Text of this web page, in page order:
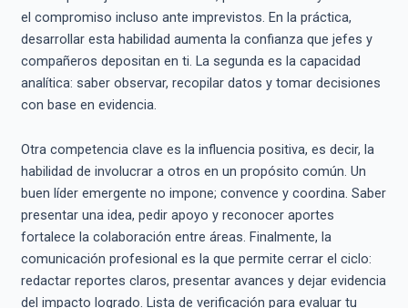
el compromiso incluso ante imprevistos. En la práctica,
desarrollar esta habilidad aumenta la confianza que jefes y
compañeros depositan en ti. La segunda es la capacidad
analítica: saber observar, recopilar datos y tomar decisiones
con base en evidencia.
Otra competencia clave es la influencia positiva, es decir, la
habilidad de involucrar a otros en un propósito común. Un
buen líder emergente no impone; convence y coordina. Saber
presentar una idea, pedir apoyo y reconocer aportes
fortalece la colaboración entre áreas. Finalmente, la
comunicación profesional es la que permite cerrar el ciclo:
redactar reportes claros, presentar avances y dejar evidencia
del impacto logrado. Lista de verificación para evaluar tu